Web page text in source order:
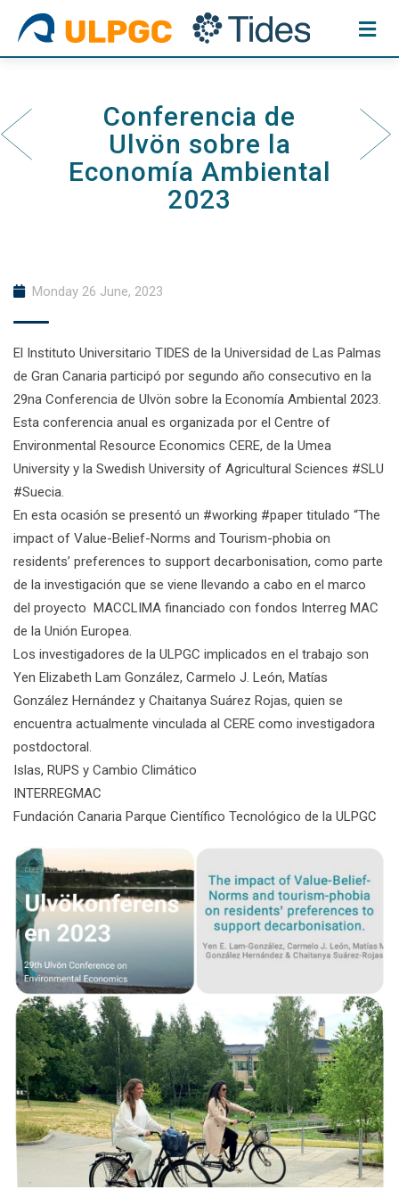
content
Conferencia de
Ulvön sobre la
Economía Ambiental
2023
Monday 26 June, 2023
El Instituto Universitario TIDES de la Universidad de Las Palmas
de Gran Canaria participó por segundo año consecutivo en la
29na Conferencia de Ulvön sobre la Economía Ambiental 2023.
Esta conferencia anual es organizada por el Centre of
Environmental Resource Economics CERE, de la Umea
University y la Swedish University of Agricultural Sciences #SLU
#Suecia.
En esta ocasión se presentó un #working #paper titulado “The
impact of Value-Belief-Norms and Tourism-phobia on
residents’ preferences to support decarbonisation, como parte
de la investigación que se viene llevando a cabo en el marco
del proyecto MACCLIMA financiado con fondos Interreg MAC
de la Unión Europea.
Los investigadores de la ULPGC implicados en el trabajo son
Yen Elizabeth Lam González, Carmelo J. León, Matías
González Hernández y Chaitanya Suárez Rojas, quien se
encuentra actualmente vinculada al CERE como investigadora
postdoctoral.
Islas, RUPS y Cambio Climático
INTERREGMAC
Fundación Canaria Parque Científico Tecnológico de la ULPGC